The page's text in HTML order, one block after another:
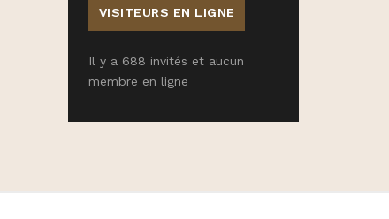
VISITEURS EN LIGNE
Il y a 688 invités et aucun
membre en ligne